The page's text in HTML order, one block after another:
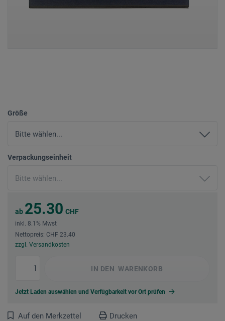
Größe
Verpackungseinheit
ab 25.30 CHF
inkl. 8.1% Mwst
Nettopreis: CHF 23.40
zzgl. Versandkosten
IN DEN WARENKORB
Jetzt Laden auswählen und Verfügbarkeit vor Ort prüfen
Auf den Merkzettel Drucken